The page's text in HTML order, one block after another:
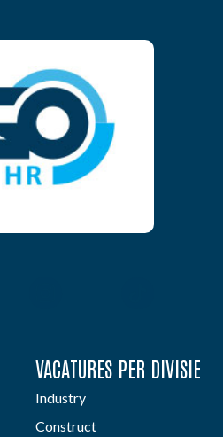
VACATURES PER DIVISIE
Industry
Construct